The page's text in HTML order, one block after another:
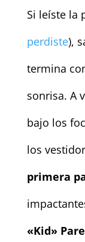
Si leíste la
perdiste),
termina
sonrisa. A
bajo los
los
primera
«Kid»